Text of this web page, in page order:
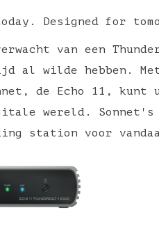
Designed for
van een
al wilde hebben.
de Echo 11, kunt
wereld. Sonnet's
station voor